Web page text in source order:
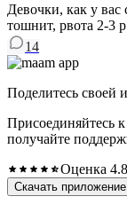
Девочки, как у вас
тошнит, рвота 2-3
14
Поделитесь своей
Присоединяйтесь
получайте
Оценка 4.8
Скачать приложение